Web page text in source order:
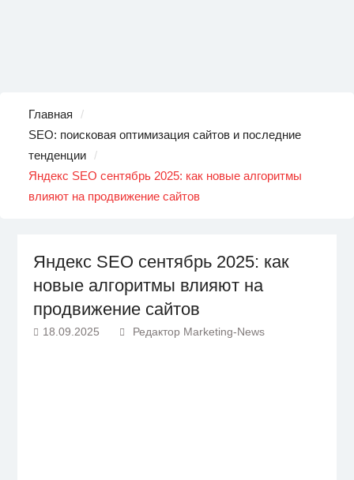
Главная
SEO: поисковая оптимизация сайтов и последние
тенденции
Яндекс SEO сентябрь 2025: как новые алгоритмы
влияют на продвижение сайтов
Яндекс SEO сентябрь 2025: как
новые алгоритмы влияют на
продвижение сайтов
18.09.2025 Редактор Marketing-News